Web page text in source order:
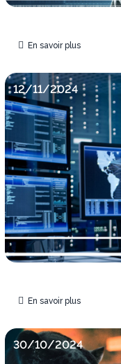
En savoir plus
12/11/2024
En savoir plus
30/10/2024